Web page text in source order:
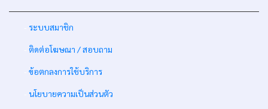
ระบบสมาชิก
ติดต่อโฆษณา / สอบถาม
ข้อตกลงการใช้บริการ
นโยบายความเป็นส่วนตัว